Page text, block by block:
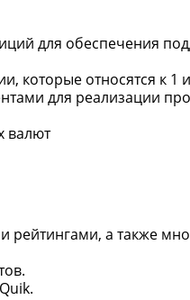
для обеспечения
которые относятся к 1
для реализации
валют
рейтингами, а также